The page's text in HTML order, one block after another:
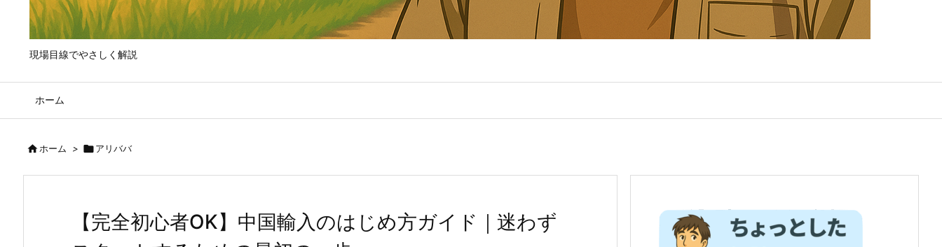
現場目線でやさしく解説
ホーム
ホーム > アリババ
【完全初心者OK】中国輸入のはじめ方ガイド｜迷わず